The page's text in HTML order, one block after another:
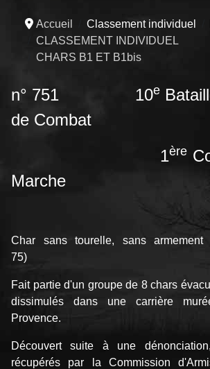
Accueil Classement individuel
CLASSEMENT INDIVIDUEL
CHARS B1 ET B1bis
n° 751 10e
de Combat
1ère
Marche
Char sans tourelle, sans
75)
Fait partie d'un groupe de 8 chars
dissimulés dans une carrière
Provence.
Découvert suite à une
récupérés par la Commission